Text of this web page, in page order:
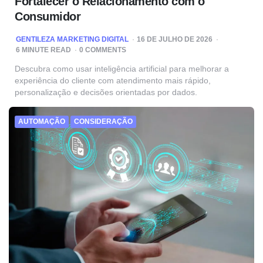
Consumidor
POSTED
GENTILEZA MARKETING DIGITAL
16 DE JULHO DE 2026
6 MINUTE READ 0 COMMENTS
Descubra como usar inteligência artificial para melhorar a
experiência do cliente com atendimento mais rápido,
personalização e decisões orientadas por dados.
AUTOMAÇÃO CONSIDERAÇÃO